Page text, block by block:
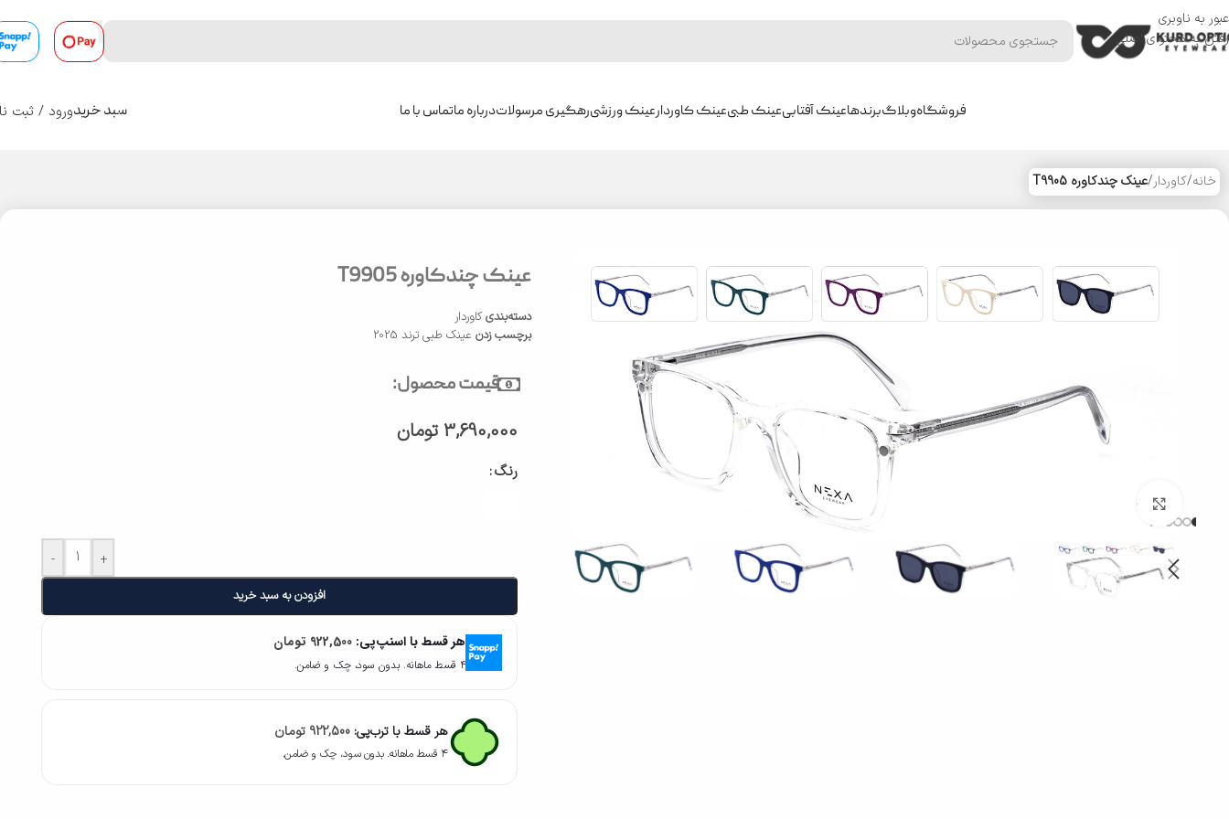
عبور به ناوبری
رفتن به محتوای اصلی
فروشگاهوبلاگبرندهاعینک آفتابیعینک طبیعینک کاوردارعینک ورزشیرهگیری مرسولاتدرباره ماتماس با ما 0
سبد خریدورود / ثبت
خانه/کاوردار/عینک چندکاوره T9905
عینک چندکاوره T9905
دسته‌بندی کاوردار
برچسب زدن عینک طبی ترند 2025
قیمت محصول:
3,690,000 تومان
رنگ
- +
افزودن به سبد خرید
هر قسط با اسنپ‌پی: 922,500 تومان
۴ قسط ماهانه. بدون سود، چک و ضامن.
هر قسط با ترب‌پی: 922,500 تومان
۴ قسط ماهانه. بدون سود، چک و ضامن.